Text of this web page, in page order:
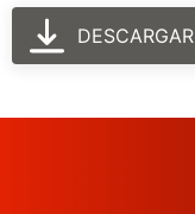
DESCARGAR